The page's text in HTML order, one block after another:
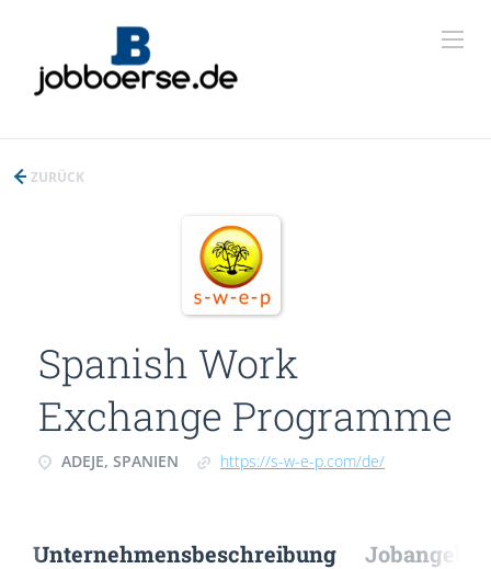
ZURÜCK
Spanish Work
Exchange Programme
ADEJE, SPANIEN https://s-w-e-p.com/de/
Unternehmensbeschreibung